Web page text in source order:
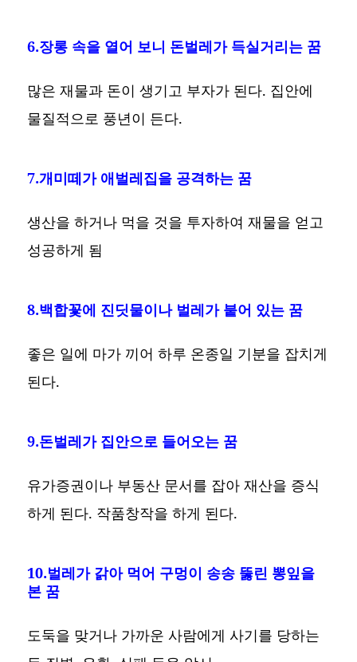
6.장롱 속을 열어 보니 돈벌레가 득실거리는 꿈
많은 재물과 돈이 생기고 부자가 된다. 집안에
물질적으로 풍년이 든다.
7.개미떼가 애벌레집을 공격하는 꿈
생산을 하거나 먹을 것을 투자하여 재물을 얻고
성공하게 됨
8.백합꽃에 진딧물이나 벌레가 붙어 있는 꿈
좋은 일에 마가 끼어 하루 온종일 기분을 잡치게
된다.
9.돈벌레가 집안으로 들어오는 꿈
유가증권이나 부동산 문서를 잡아 재산을 증식
하게 된다. 작품창작을 하게 된다.
10.벌레가 갉아 먹어 구멍이 송송 뚫린 뽕잎을
본 꿈
도둑을 맞거나 가까운 사람에게 사기를 당하는